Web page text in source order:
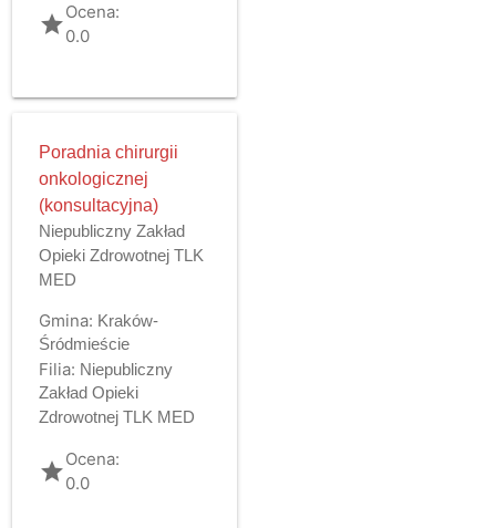
gradeOcena:
0.0
Poradnia chirurgii
onkologicznej
(konsultacyjna)
Niepubliczny Zakład
Opieki Zdrowotnej TLK
MED
Gmina: Kraków-
Śródmieście
Filia: Niepubliczny
Zakład Opieki
Zdrowotnej TLK MED
gradeOcena:
0.0